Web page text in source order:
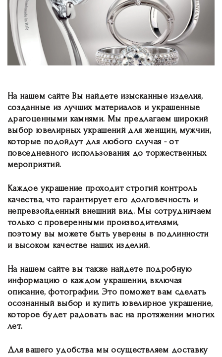
На нашем сайте Вы найдете изысканные изделия,
созданные из лучших материалов и украшенные
драгоценными камнями. Мы предлагаем широкий
выбор ювелирных украшений для женщин, мужчин,
которые подойдут для любого случая - от
повседневного использования до торжественных
мероприятий.
Каждое украшение проходит строгий контроль
качества, что гарантирует его долговечность и
непревзойденный внешний вид. Мы сотрудничаем
только с проверенными производителями,
поэтому вы можете быть уверены в подлинности
и высоком качестве наших изделий.
На нашем сайте вы также найдете подробную
информацию о каждом украшении, включая
описание, фотографии. Это поможет вам сделать
осознанный выбор и купить ювелирное украшение,
которое будет радовать вас на протяжении многих
лет.
Для вашего удобства мы осуществляем доставку